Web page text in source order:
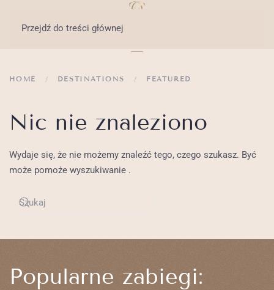
Przejdź do treści głównej
HOME DESTINATIONS FEATURED
Nic nie znaleziono
Wydaje się, że nie możemy znaleźć tego, czego szukasz. Być
może pomoże wyszukiwanie .
Popularne zabiegi: